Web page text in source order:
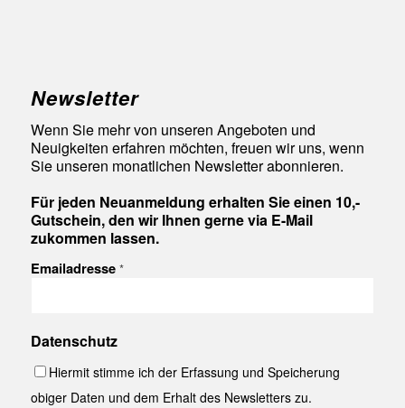
Newsletter
Wenn Sie mehr von unseren Angeboten und
Neuigkeiten erfahren möchten, freuen wir uns, wenn
Sie unseren monatlichen Newsletter abonnieren.
Für jeden Neuanmeldung erhalten Sie einen 10,-
Gutschein, den wir Ihnen gerne via E-Mail
zukommen lassen.
Emailadresse *
Datenschutz
Hiermit stimme ich der Erfassung und Speicherung
obiger Daten und dem Erhalt des Newsletters zu.